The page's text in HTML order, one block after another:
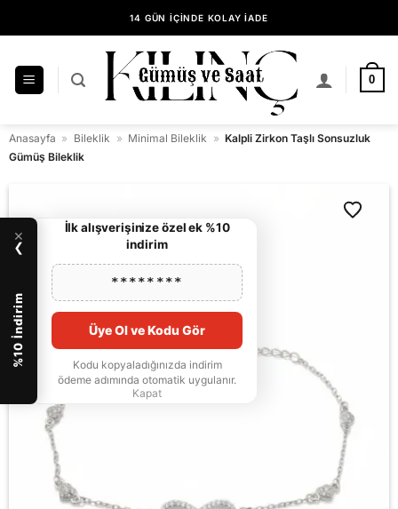
atla
14 GÜN İÇİNDE KOLAY İADE
0
Anasayfa » Bileklik » Minimal Bileklik » Kalpli Zirkon Taşlı Sonsuzluk
Gümüş Bileklik
×
❯
%10 İndirim
İlk alışverişinize özel ek %10
indirim
********
Üye Ol ve Kodu Gör
Kodu kopyaladığınızda indirim
ödeme adımında otomatik uygulanır.
Kapat